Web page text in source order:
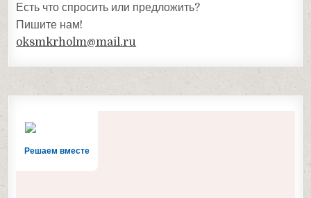
Есть что спросить или предложить?
Пишите нам!
oksmkrholm@mail.ru
Решаем вместе